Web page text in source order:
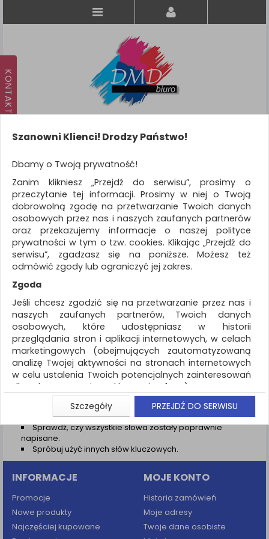
KATEGORIE
WSZYSTKIE KATEGORIE
FILTRY
Więcej
REKLAMA
AKTUALNOŚCI
Wyniki wyszukiwania
NIE ZNALEZIONO PRODUKTÓW
Nie odnaleziono produktów wg przyjętych kryteriów
PODPOWIEDZI
Zmień kryteria wyszukiwania zaznaczając inne filtry i
wyszukaj ponownie
Sprawdź, czy wszystkie słowa zostały poprawnie
napisane.
Spróbuj użyć innych słów kluczowych.
INFORMACJE
Promocje
Nowe produkty
Najczęściej kupowane
MOJE KONTO
Historia zamówień
Moje adresy
Twoje dane osobiste
Szanowni Klienci! Drodzy Państwo!
Dbamy o Twoją prywatność!
Zanim klikniesz „Przejdź do serwisu”, prosimy o
przeczytanie tej informacji. Prosimy w niej o Twoją
dobrowolną zgodę na przetwarzanie Twoich danych
osobowych przez nas i naszych zaufanych partnerów
oraz przekazujemy informacje o naszej polityce
prywatności w tym o tzw. cookies. Klikając „Przejdź do
serwisu”, zgadzasz się na poniższe. Możesz też
odmówić zgody lub ograniczyć jej zakres.
Zgoda
Jeśli chcesz zgodzić się na przetwarzanie przez nas i
naszych zaufanych partnerów, Twoich danych
osobowych, które udostępniasz w historii
przeglądania stron i aplikacji internetowych, w celach
marketingowych (obejmujących zautomatyzowaną
analizę Twojej aktywności na stronach internetowych
w celu ustalenia Twoich potencjalnych zainteresowań
dla dostosowania reklamy i oferty), w tym na
umieszczanie tzw. cookies na Twoich urządzeniach i
ich odczytywanie, kliknij przycisk „Przejdź do serwisu”.
Jeśli nie chcesz wyrazić zgody lub ograniczyć jej
zakres, kliknij „Szczegóły”, gdzie znajdziesz wszelkie
informacje o tym jak to zrobić . Te same informacje
znajdziesz także na podstronie z naszą polityką
prywatności obowiązującą od 25 maja 2018.
W przypadku użytkowników zalogowanych, aby
umożliwić prawidłową realizację Umowy z Państwem i
związane z tym prawidłowe działanie naszej strony
www, a w szczególności np. wysłanie potwierdzenia
Szczegóły PRZEJDŹ DO SERWISU